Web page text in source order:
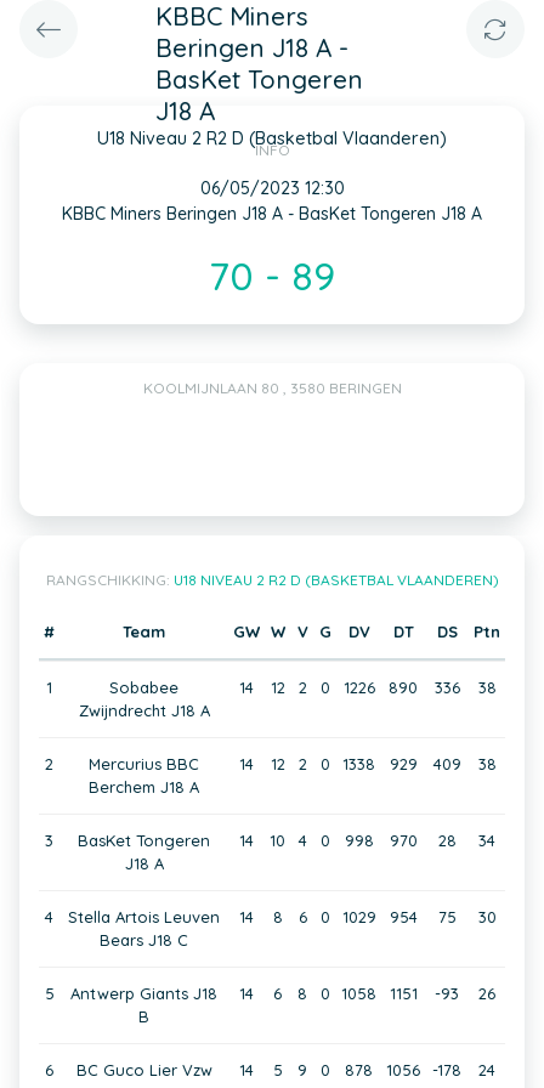
KBBC Miners
Beringen J18 A -
BasKet Tongeren
J18 A
U18 Niveau 2 R2 D (Basketbal Vlaanderen)
INFO
06/05/2023 12:30
KBBC Miners Beringen J18 A - BasKet Tongeren J18 A
70 - 89
KOOLMIJNLAAN 80 , 3580 BERINGEN
RANGSCHIKKING: U18 NIVEAU 2 R2 D (BASKETBAL VLAANDEREN)
# Team GW W V G DV DT DS Ptn
1
Sobabee
Zwijndrecht J18 A
14 12 2 0 1226 890 336 38
2
Mercurius BBC
Berchem J18 A
14 12 2 0 1338 929 409 38
3
BasKet Tongeren
J18 A
14 10 4 0 998 970 28 34
4
Stella Artois Leuven
Bears J18 C
14 8 6 0 1029 954 75 30
5
Antwerp Giants J18
B
14 6 8 0 1058 1151 -93 26
6
BC Guco Lier Vzw
14 5 9 0 878 1056 -178 24